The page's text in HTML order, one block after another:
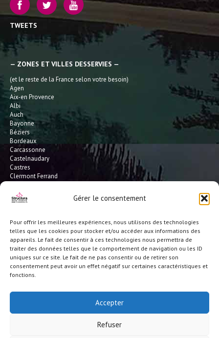
Gérer le consentement
Pour offrir les meilleures expériences, nous utilisons des technologies
telles que les cookies pour stocker et/ou accéder aux informations des
appareils. Le fait de consentir à ces technologies nous permettra de
traiter des données telles que le comportement de navigation ou les ID
uniques sur ce site. Le fait de ne pas consentir ou de retirer son
consentement peut avoir un effet négatif sur certaines caractéristiques et
fonctions.
Accepter
Refuser
TWEETS
— ZONES ET VILLES DESSERVIES —
(et le reste de la France selon votre besoin)
Agen
Aix-en Provence
Albi
Auch
Bayonne
Béziers
Bordeaux
Carcassonne
Castelnaudary
Castres
Clermont Ferrand
Gaillac
Hossegor
Limoges
L'Isle Jourdain
Montauban
Mont-de-Marsan
Montpellier
Narbonne
Pau
Saint-Gaudens